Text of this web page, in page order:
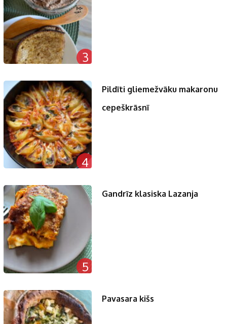
3
4
Pildīti gliemežvāku makaronu
cepeškrāsnī
5
Gandrīz klasiska Lazanja
Pavasara kišs